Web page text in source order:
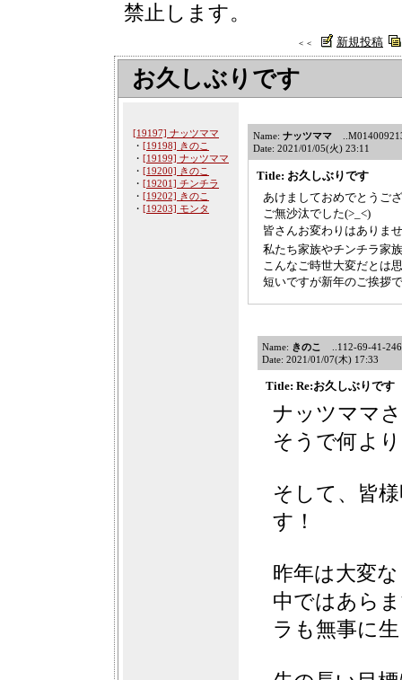
禁止します。
＜＜ 新規投稿
お久しぶりです
[19197] ナッツママ
・ [19198] きのこ
・ [19199] ナッツママ
・ [19200] きのこ
・ [19201] チンチラ
・ [19202] きのこ
・ [19203] モンタ
Name: ナッツママ
Date: 2021/01/05(火) 23:11
Title: お久しぶりです
あけましておめでとうご
ご無沙汰でした(>_<)
皆さんお変わりはありま
私たち家族やチンチラ家
こんなご時世大変だとは
短いですが新年のご挨拶
Name: きのこ
..112-69-41-
Date: 2021/01/07(木) 17:33
Title: Re:お久しぶりです
ナッツママ
そうで何よ
そして、皆
す！
昨年は大変
中ではあら
ラも無事に